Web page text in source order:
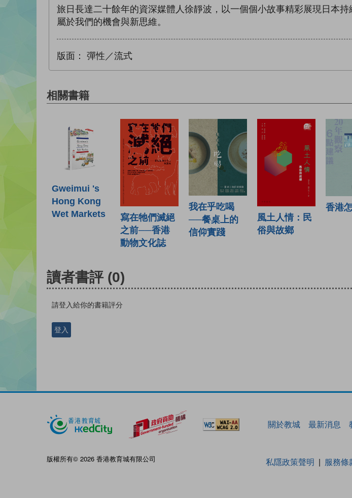
旅日長達二十餘年的資深媒體人徐靜波，以一個個小故事精彩展現日本
屬於我們的機會與新思維。
版面： 彈性／流式
相關書籍
Gweimui 's
Hong Kong
Wet Markets
寫在牠們滅絕
之前──香港
動物文化誌
我在乎吃喝
──餐桌上的
信仰實踐
風土人情：民
俗與故鄉
香港
讀者書評 (0)
請登入給你的書籍評分
登入
關於教城 最新消息
版權所有© 2026 香港教育城有限公司 私隱政策聲明 服務條